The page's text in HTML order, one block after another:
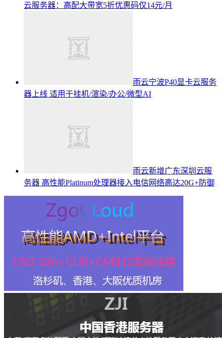
云服务器：高配大带宽5折优惠码仅14元/月
雨云宁波P40显卡云服务
器上线 适用于挂机/渲染/办公/微型AI
雨云新增广东深圳云服
务器 高性能Platinum处理器接入电信网络高达20G+防御